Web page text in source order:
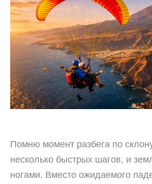
Помню момент разбега по
несколько быстрых шагов, и
ногами. Вместо ожидаемого